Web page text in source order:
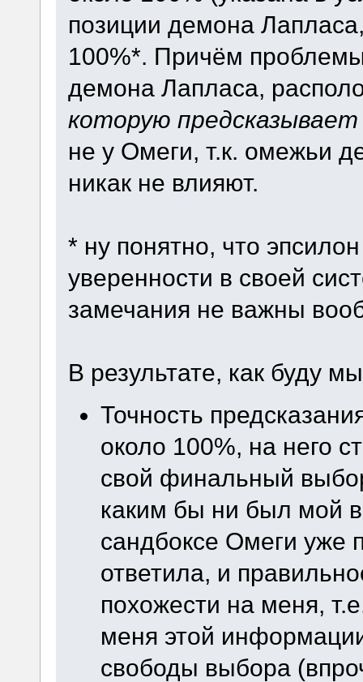
позиции демона
100%*. Причём
демона Лапласа,
которую предсказывает
не у Омеги, т.к. омежьи
никак не влияют.
* ну понятно, что
уверенности в своей
замечания не важны
В результате, как буду
Точность
около 100%, на него
свой финальный
каким бы ни был мой
сандбоксе Омеги уже
ответила, и
похожести на меня,
меня этой
свободы выбора